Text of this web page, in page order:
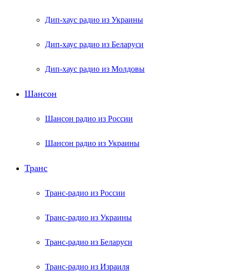
Дип-хаус радио из Украины
Дип-хаус радио из Беларуси
Дип-хаус радио из Молдовы
Шансон
Шансон радио из России
Шансон радио из Украины
Транс
Транс-радио из России
Транс-радио из Украины
Транс-радио из Беларуси
Транс-радио из Израиля